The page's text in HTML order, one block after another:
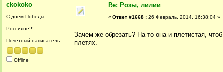
ckokoko
С днем Победы,
Россияне!!!
Почетный написатель
Offline
Re: Розы, лилии
« Ответ #1668 : 26 Февраль, 2014, 16:38:04 »
Зачем же обрезать? На то она и плетистая,
плетях.